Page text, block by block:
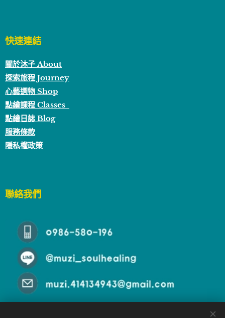
快速連結
關於沐子 About
探索旅程 Journey
心藝選物 Shop
點繪課程 Classes
點繪日誌 Blog
服務條款
隱私權政策
聯絡我們